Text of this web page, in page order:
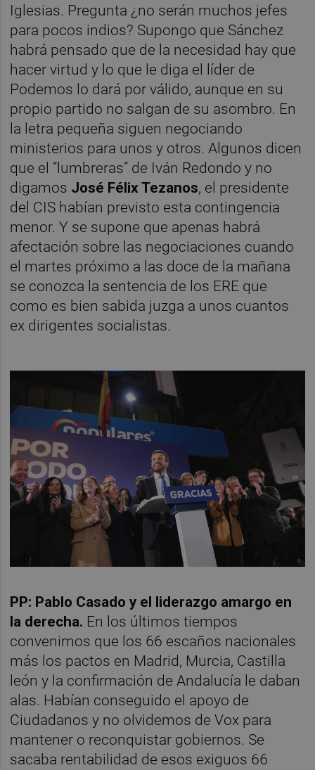
Iglesias. Pregunta ¿no serán muchos jefes
para pocos indios? Supongo que Sánchez
habrá pensado que de la necesidad hay que
hacer virtud y lo que le diga el líder de
Podemos lo dará por válido, aunque en su
propio partido no salgan de su asombro. En
la letra pequeña siguen negociando
ministerios para unos y otros. Algunos dicen
que el “lumbreras” de Iván Redondo y no
digamos José Félix Tezanos, el presidente
del CIS habían previsto esta contingencia
menor. Y se supone que apenas habrá
afectación sobre las negociaciones cuando
el martes próximo a las doce de la mañana
se conozca la sentencia de los ERE que
como es bien sabida juzga a unos cuantos
ex dirigentes socialistas.
PP: Pablo Casado y el liderazgo amargo en
la derecha. En los últimos tiempos
convenimos que los 66 escaños nacionales
más los pactos en Madrid, Murcia, Castilla
león y la confirmación de Andalucía le daban
alas. Habían conseguido el apoyo de
Ciudadanos y no olvidemos de Vox para
mantener o reconquistar gobiernos. Se
sacaba rentabilidad de esos exiguos 66